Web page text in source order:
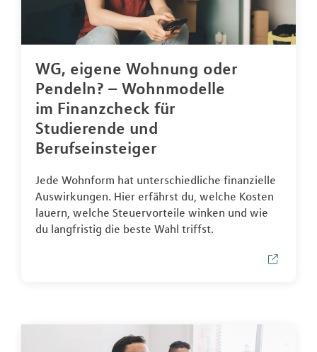
WG, eigene Wohnung oder
Pendeln? – Wohnmodelle
im Finanzcheck für
Studierende und
Berufseinsteiger
Jede Wohnform hat unterschiedliche finanzielle
Auswirkungen. Hier erfährst du, welche Kosten
lauern, welche Steuervorteile winken und wie
du langfristig die beste Wahl triffst.